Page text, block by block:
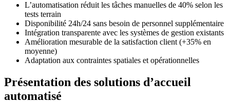
L’automatisation réduit les tâches manuelles de 40% selon les
tests terrain
Disponibilité 24h/24 sans besoin de personnel supplémentaire
Intégration transparente avec les systèmes de gestion existants
Amélioration mesurable de la satisfaction client (+35% en
moyenne)
Adaptation aux contraintes spatiales et opérationnelles
Présentation des solutions d’accueil
automatisé